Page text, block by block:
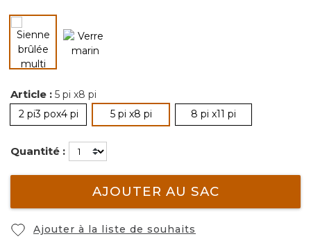
Article : 5 pi x8 pi
2 pi3 pox4 pi
5 pi x8 pisélectionné8 pi x11 pi
Quantité :
AJOUTER AU SAC
Ajouter à la liste de souhaits